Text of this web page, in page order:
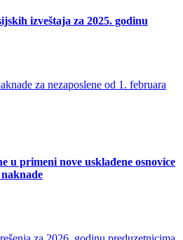
izveštaja za 2025. godinu
u primeni nove usklađene osnovice
naknade